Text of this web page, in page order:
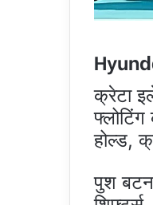
क्रेटा
होल्‍ड,
पुश